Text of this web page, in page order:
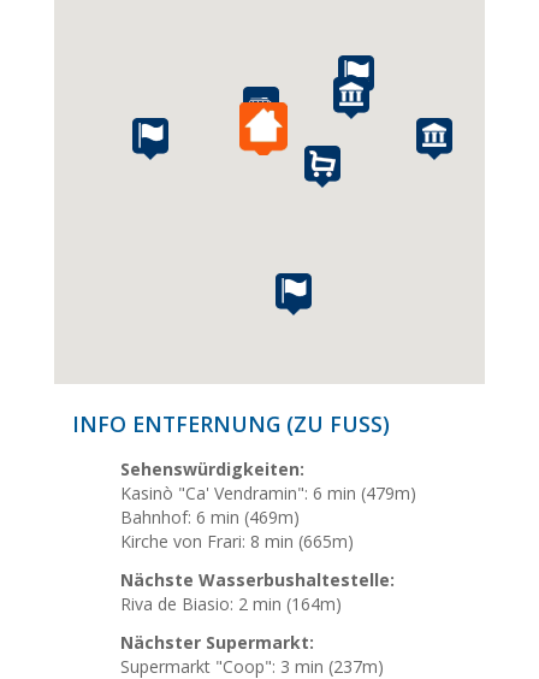
INFO ENTFERNUNG (ZU FUSS)
Sehenswürdigkeiten:
Kasinò "Ca' Vendramin": 6 min (479m)
Bahnhof: 6 min (469m)
Kirche von Frari: 8 min (665m)
Nächste Wasserbushaltestelle:
Riva de Biasio: 2 min (164m)
Nächster Supermarkt:
Supermarkt "Coop": 3 min (237m)